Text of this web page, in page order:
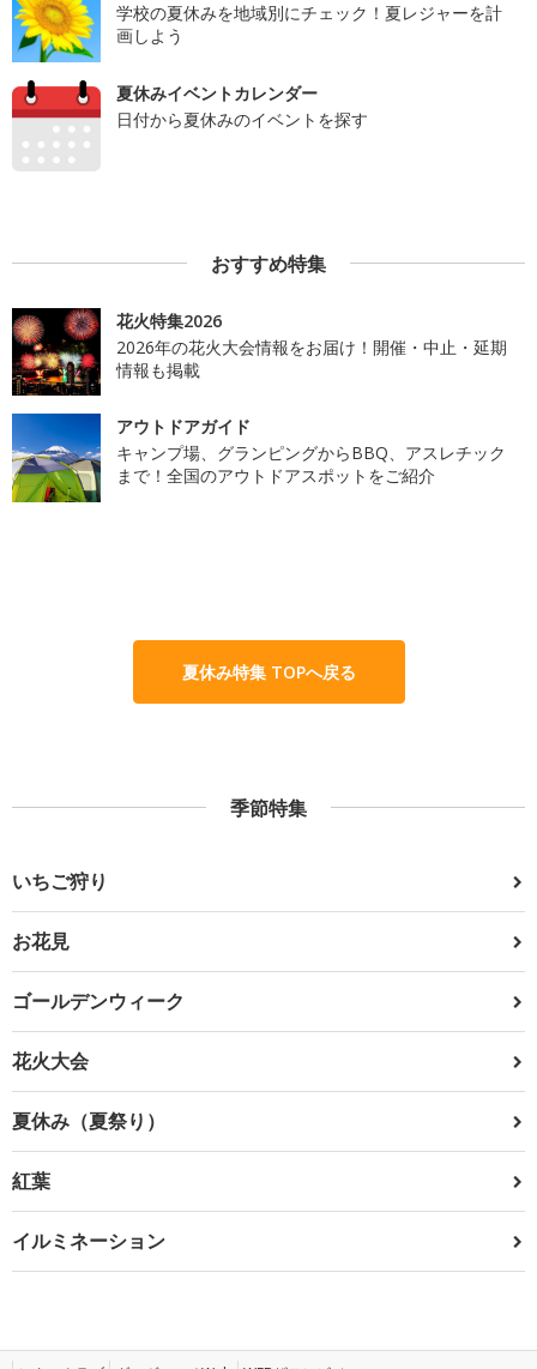
学校の夏休みを地域別にチェック！夏レジャーを計
画しよう
夏休みイベントカレンダー
日付から夏休みのイベントを探す
おすすめ特集
花火特集2026
2026年の花火大会情報をお届け！開催・中止・延期
情報も掲載
アウトドアガイド
キャンプ場、グランピングからBBQ、アスレチック
まで！全国のアウトドアスポットをご紹介
夏休み特集 TOPへ戻る
季節特集
いちご狩り
お花見
ゴールデンウィーク
花火大会
夏休み（夏祭り）
紅葉
イルミネーション